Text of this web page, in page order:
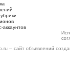
аккаунтов
– сайт объявлений